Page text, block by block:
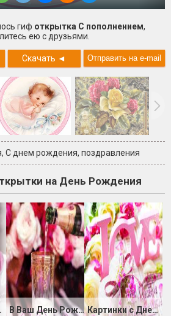
гиф открытка С пополнением,
ею с друзьями.
Скачать ◄
, С днем рождения, поздравления
на День Рождения
В Ваш День Рождения радости желаю Картинки с Днем Рождения Любимый